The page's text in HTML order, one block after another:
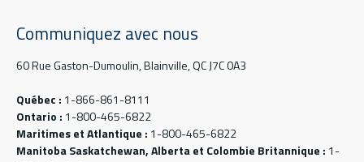
Communiquez avec nous
60 Rue Gaston-Dumoulin, Blainville, QC J7C 0A3
Québec : 1-866-861-8111
Ontario : 1-800-465-6822
Maritimes et Atlantique : 1-800-465-6822
Manitoba Saskatchewan, Alberta et Colombie Britannique : 1-